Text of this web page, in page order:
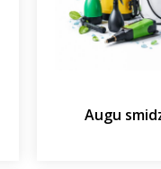
Augu